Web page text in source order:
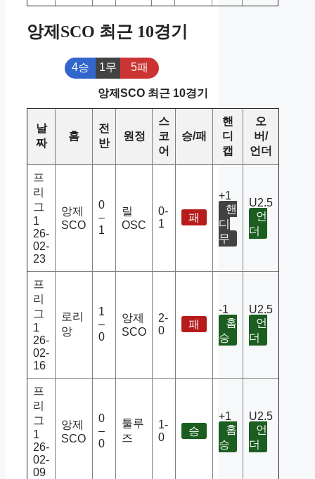
앙제SCO 최근 10경기
4승 1무 5패
앙제SCO 최근 10경기
날
짜
홈
전
반
원정
스
코
어
승/패
핸
디
캡
오
버/
언더
프
리
그
1
26-
02-
23
앙제
SCO
0
–
1
릴
OSC
0-
1
패
+1
핸
디
무
U2.5
언
더
프
리
그
1
26-
02-
16
로리
앙
1
–
0
앙제
SCO
2-
0
패
-1
홈
승
U2.5
언
더
프
리
그
1
26-
02-
09
앙제
SCO
0
–
0
툴루
즈
1-
0
승
+1
홈
승
U2.5
언
더